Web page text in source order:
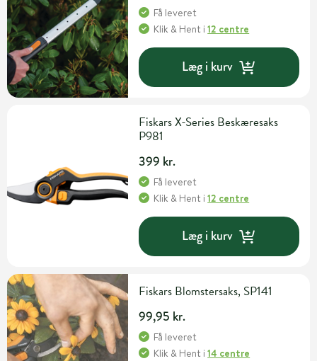
Få leveret
Klik & Hent i12 centre
Læg i kurv
Fiskars X-Series Beskæresaks
P981
399 kr.
Få leveret
Klik & Hent i12 centre
Læg i kurv
Fiskars Blomstersaks, SP141
99,95 kr.
Få leveret
Klik & Hent i14 centre